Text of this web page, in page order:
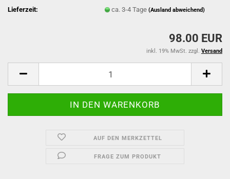
Lieferzeit:
ca. 3-4 Tage(Ausland abweichend)
98.00 EUR
inkl. 19% MwSt. zzgl. Versand
AUF DEN MERKZETTEL
FRAGE ZUM PRODUKT